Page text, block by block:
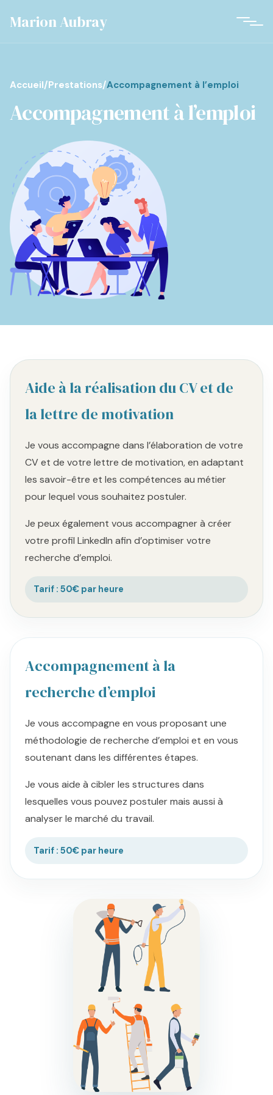
Marion Aubray
Accueil/Prestations/Accompagnement à l’emploi
Accompagnement à l’emploi
Aide à la réalisation du CV et de
la lettre de motivation
Je vous accompagne dans l’élaboration de votre
CV et de votre lettre de motivation, en adaptant
les savoir-être et les compétences au métier
pour lequel vous souhaitez postuler.
Je peux également vous accompagner à créer
votre profil LinkedIn afin d’optimiser votre
recherche d’emploi.
Tarif : 50€ par heure
Accompagnement à la
recherche d’emploi
Je vous accompagne en vous proposant une
méthodologie de recherche d’emploi et en vous
soutenant dans les différentes étapes.
Je vous aide à cibler les structures dans
lesquelles vous pouvez postuler mais aussi à
analyser le marché du travail.
Tarif : 50€ par heure